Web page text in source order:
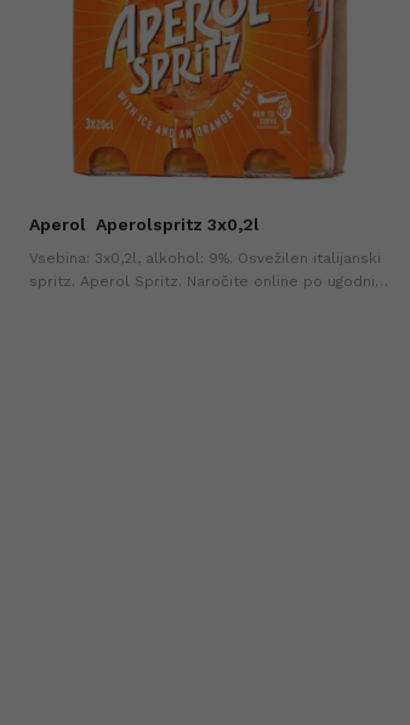
Aperol Aperolspritz 3x0,2l
Vsebina: 3x0,2l, alkohol: 9%. Osvežilen italijanski
spritz. Aperol Spritz. Naročite online po ugodni